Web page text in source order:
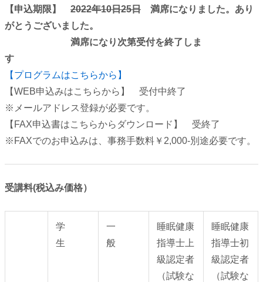
【申込期限】 2022年10日25日 満席になりました。あり
がとうございました。
満席になり次第受付を終了しま
す
【プログラムはこちらから】
【WEB申込みはこちらから】 受付中終了
※メールアドレス登録が必要です。
【FAX申込書はこちらからダウンロード】 受終了
※FAXでのお申込みは、事務手数料￥2,000-別途必要です。
受講料(税込み価格）
学
生
一
般
睡眠健康
指導士上
級認定者
（試験な
睡眠健康
指導士初
級認定者
（試験な